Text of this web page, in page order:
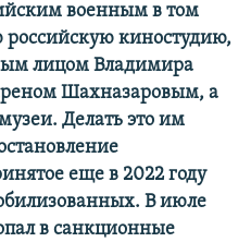
военным в том
киностудию,
лицом Владимира
Шахназаровым, а
Делать это им
еще в 2022 году
В июле
в санкционные